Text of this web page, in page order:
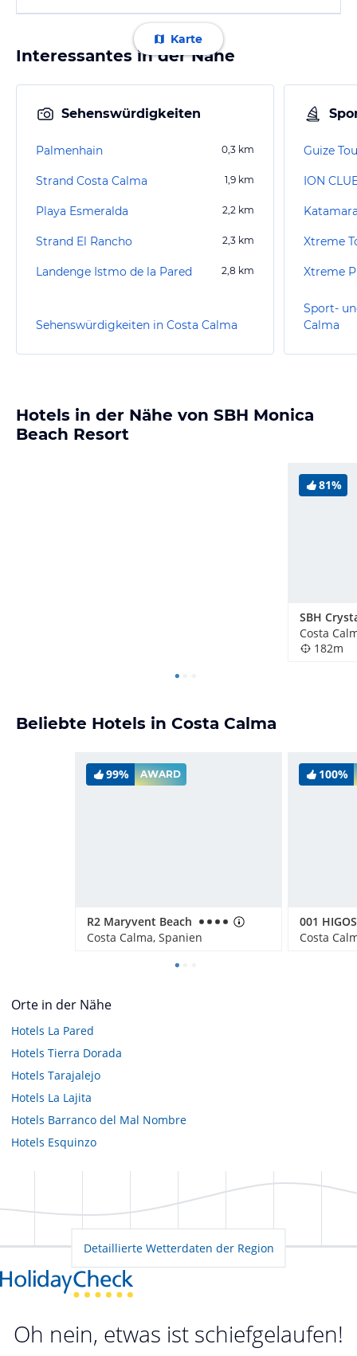
Karte
Interessantes in der Nähe
Sehenswürdigkeiten
Palmenhain 0,3 km
Strand Costa Calma 1,9 km
Playa Esmeralda 2,2 km
Strand El Rancho 2,3 km
Landenge Istmo de la Pared 2,8 km
Sehenswürdigkeiten in Costa Calma
Guize
ION
Xtreme
Xtreme
Sport-
Calma
Hotels in der Nähe von SBH Monica
Beach Resort
81%
Costa
182m
Beliebte Hotels in Costa Calma
99% AWARD
R2 Maryvent Beach
Costa Calma, Spanien
100%
001
Costa
Orte in der Nähe
Hotels La Pared
Hotels Tierra Dorada
Hotels Tarajalejo
Hotels La Lajita
Hotels Barranco del Mal Nombre
Hotels Esquinzo
Detaillierte Wetterdaten der Region
Oh nein, etwas ist schiefgelaufen!